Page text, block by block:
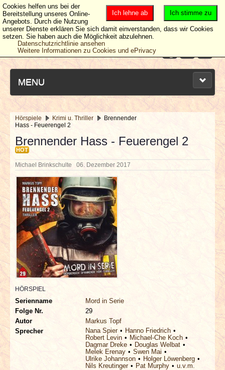
MENU
NEUESTE ARTIKEL
NEWS & DATES
BERICHTE
VERLOSUNGEN
INTERVIEWS
SPECIALS
REDAKTION
LINKS
ARCHIV
Hörspiele Krimi u. Thriller
Brennender
Hass - Feuerengel 2
Brennender Hass - Feuerengel 2
HOT
Michael Brinkschulte 06. Dezember 2017
HÖRSPIEL
Serienname
Mord in Serie
Folge Nr.
29
Autor
Markus Topf
Sprecher
Nana Spier
Hanno Friedrich
Robert Levin
Michael-Che Koch
Dagmar Dreke
Douglas Welbat
Melek Erenay
Swen Mai
Ulrike Johannson
Holger Löwenberg
Nils Kreutinger
Pat Murphy
u.v.m.
Ich stimme zu
Ich lehne ab
Cookies helfen uns bei der
Bereitstellung unseres Online-
Angebots. Durch die Nutzung
unserer Dienste erklären Sie sich damit einverstanden, dass wir Cookies
setzen. Sie haben auch die Möglichkeit abzulehnen.
Datenschutzrichtlinie ansehen
Weitere Informationen zu Cookies und ePrivacy